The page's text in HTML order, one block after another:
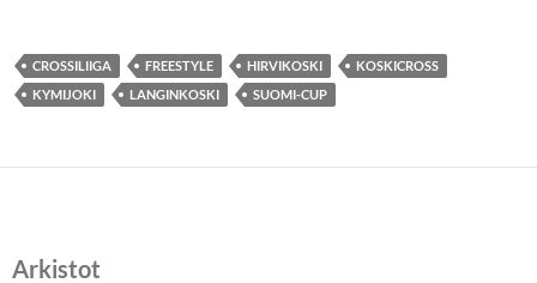
CROSSILIIGA FREESTYLE HIRVIKOSKI
KOSKICROSS
KYMIJOKI
LANGINKOSKI SUOMI-CUP
Arkistot